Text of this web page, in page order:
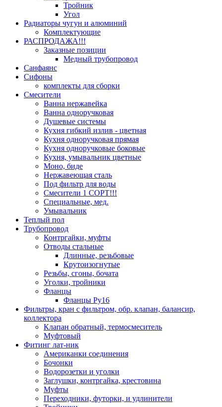
Тройник
Угол
Радиаторы чугун и алюминий
Комплектующие
РАСПРОДАЖА!!!
Заказные позиции
Медный трубопровод
Санфаянс
Сифоны
комплекты для сборки
Смесители
Ванна нержавейка
Ванна одноручковая
Душевые системы
Кухня гибкий излив - цветная
Кухня одноручковая прямая
Кухня одноручковые боковые
Кухня, умывальник цветные
Моно, биде
Нержавеющая сталь
Под фильтр для воды
Смесители 1 СОРТ!!!
Специальные, мед.
Умывальник
Теплый пол
Трубопровод
Контргайки, муфты
Отводы стальные
Длинные, резьбовые
Крутоизогнутые
Резьбы, сгоны, бочата
Уголки, тройники
Фланцы
Фланцы Ру16
Фильтры, кран с фильтром, обр. клапан, балансир,
коллектора
Клапан обратный, термосмеситель
Муфтовый
Фитинг лат-ник
Американки соединения
Бочонки
Водорозетки и уголки
Заглушки, контргайка, крестовина
Муфты
Переходники, футорки, и удлинители